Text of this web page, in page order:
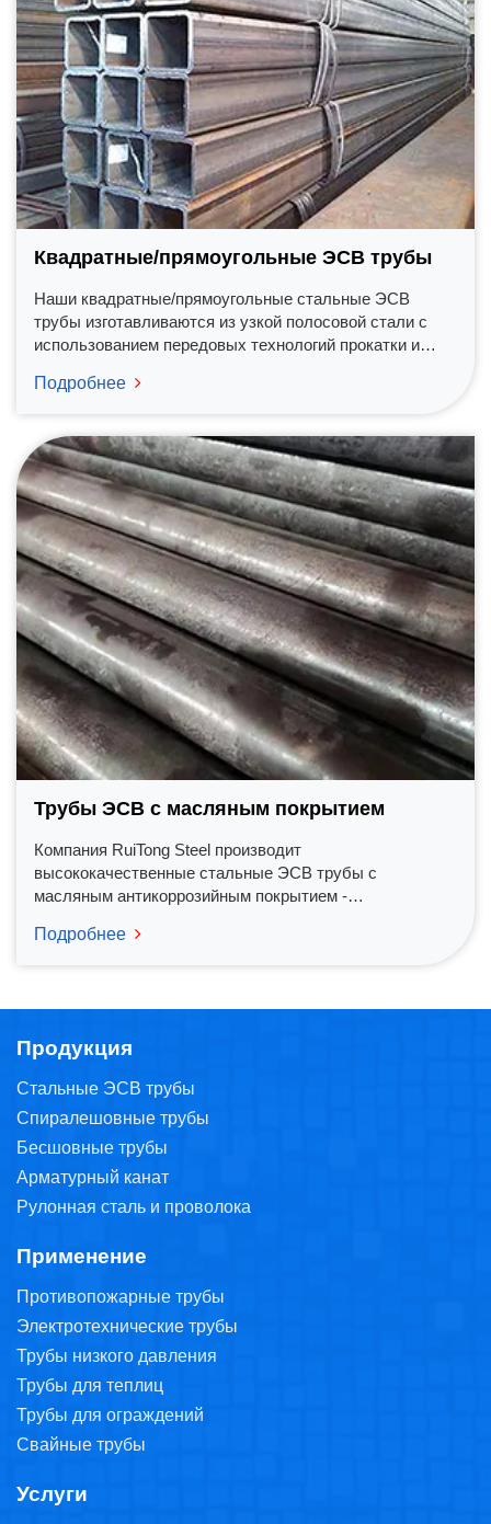
Квадратные/прямоугольные ЭСВ трубы
Наши квадратные/прямоугольные стальные ЭСВ
трубы изготавливаются из узкой полосовой стали с
использованием передовых технологий прокатки и
формата начинается с размотки полосовой стали,
трубы, после чего они прокатываются на прокатном
стане для придания квадратной или прямоугольной
формы.
Подробнее
Трубы ЭСВ с масляным покрытием
Компания RuiTong Steel производит
высококачественные стальные ЭСВ трубы с
масляным антикоррозийным покрытием -
поверхность которых обрабатывается низковязким,
риск коррозии, тем самым продлевая срок службы
Подробнее
Продукция
Стальные ЭСВ трубы
Спиралешовные трубы
Бесшовные трубы
Арматурный канат
Рулонная сталь и проволока
Применение
Противопожарные трубы
Электротехнические трубы
Трубы низкого давления
Трубы для теплиц
Трубы для ограждений
Свайные трубы
Услуги